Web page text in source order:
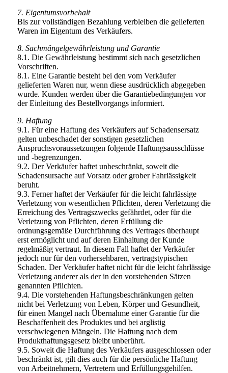
7. Eigentumsvorbehalt
Bis zur vollständigen Bezahlung verbleiben die gelieferten
Waren im Eigentum des Verkäufers.
8. Sachmängelgewährleistung und Garantie
8.1. Die Gewährleistung bestimmt sich nach gesetzlichen
Vorschriften.
8.1. Eine Garantie besteht bei den vom Verkäufer
gelieferten Waren nur, wenn diese ausdrücklich abgegeben
wurde. Kunden werden über die Garantiebedingungen vor
der Einleitung des Bestellvorgangs informiert.
9. Haftung
9.1. Für eine Haftung des Verkäufers auf Schadensersatz
gelten unbeschadet der sonstigen gesetzlichen
Anspruchsvoraussetzungen folgende Haftungsausschlüsse
und -begrenzungen.
9.2. Der Verkäufer haftet unbeschränkt, soweit die
Schadensursache auf Vorsatz oder grober Fahrlässigkeit
beruht.
9.3. Ferner haftet der Verkäufer für die leicht fahrlässige
Verletzung von wesentlichen Pflichten, deren Verletzung die
Erreichung des Vertragszwecks gefährdet, oder für die
Verletzung von Pflichten, deren Erfüllung die
ordnungsgemäße Durchführung des Vertrages überhaupt
erst ermöglicht und auf deren Einhaltung der Kunde
regelmäßig vertraut. In diesem Fall haftet der Verkäufer
jedoch nur für den vorhersehbaren, vertragstypischen
Schaden. Der Verkäufer haftet nicht für die leicht fahrlässige
Verletzung anderer als der in den vorstehenden Sätzen
genannten Pflichten.
9.4. Die vorstehenden Haftungsbeschränkungen gelten
nicht bei Verletzung von Leben, Körper und Gesundheit,
für einen Mangel nach Übernahme einer Garantie für die
Beschaffenheit des Produktes und bei arglistig
verschwiegenen Mängeln. Die Haftung nach dem
Produkthaftungsgesetz bleibt unberührt.
9.5. Soweit die Haftung des Verkäufers ausgeschlossen oder
beschränkt ist, gilt dies auch für die persönliche Haftung
von Arbeitnehmern, Vertretern und Erfüllungsgehilfen.